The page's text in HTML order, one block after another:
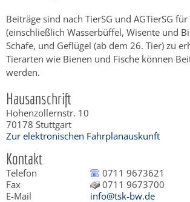
Beiträge sind nach TierSG und AGTierSG
(einschließlich Wasserbüffel, Wisente und
Schafe, und Geflügel (ab dem 26. Tier) zu
Tierarten wie Bienen und Fische können
werden.
Hausanschrift
Hohenzollernstr. 10
70178 Stuttgart
Zur elektronischen Fahrplanauskunft
Kontakt
Telefon
0711 9673621
Fax
0711 9673700
E-Mail
info@tsk-bw.de